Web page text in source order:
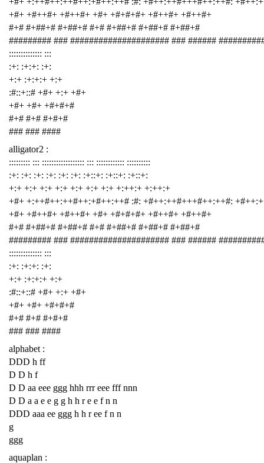
+#+ +#++#+ +#++#+ +#+ +#+#+#+ +#++#+ +#++#+
#+# #+##+# #+##+# #+# #+##+# #+##+# #+##+#
######### ### ##################### ### ######
:::::::::::::: :::
:+: :+:+: :+:
+:+ :+:+:+ +:+
:#::+::# +#+ +:+ +#+
+#+ +#+ +#+#+#
#+# #+# #+#+#
### ### ####
alligator2 :
::::::::: ::: :::::::::::::::::: ::: :::::::::::: ::::::::::
:+: :+: :+: :+: :+: :+: :+::+: :+::+: :+::+:
+:+ +:+ +:+ +:+ +:+ +:+ +:+ +:++:+ +:++:+
+#+ +:++#++:++#++:+#++:++# :#: +#++:++#+++#++:++#:
+#+ +#++#+ +#++#+ +#+ +#+#+#+ +#++#+ +#++#+
#+# #+##+# #+##+# #+# #+##+# #+##+# #+##+#
######### ### ##################### ### ######
:::::::::::::: :::
:+: :+:+: :+:
+:+ :+:+:+ +:+
:#::+::# +#+ +:+ +#+
+#+ +#+ +#+#+#
#+# #+# #+#+#
### ### ####
alphabet :
DDD h ff
D D h f
D D aa eee ggg hhh rrr eee fff nnn
D D a a e e g g h h r e e f n n
DDD aaa ee ggg h h r ee f n n
g
ggg
aquaplan :